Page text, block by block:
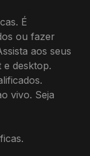
É
ou fazer
aos seus
desktop.
vivo. Seja